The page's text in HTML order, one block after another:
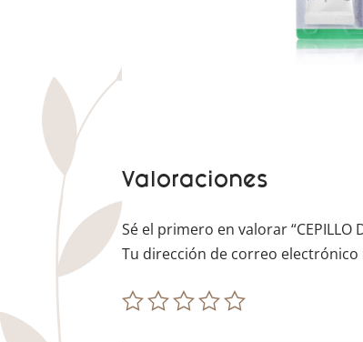
Valoraciones
Sé el primero en valorar “CEPILLO
Tu dirección de correo electrónico